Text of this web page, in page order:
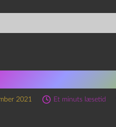
2021 Et minuts læsetid